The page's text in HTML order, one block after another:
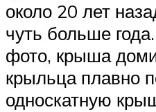
около 20 лет
чуть больше
фото, крыша
крыльца плавно
односкатную